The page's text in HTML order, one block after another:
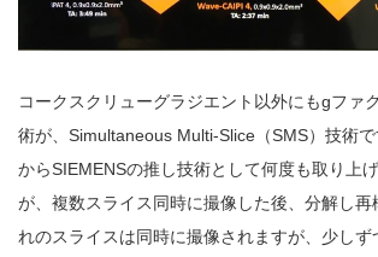
コークスクリューグラジエント以外にもgファ
術が、Simultaneous Multi-Slice（SMS）技術
からSIEMENSの推し技術として何度も取り上
が、複数スライス同時に撮像した後、分解し再
れのスライスは同時に撮像されますが、少しず